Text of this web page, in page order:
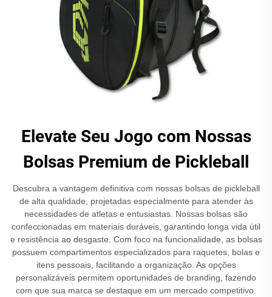
Elevate Seu Jogo com Nossas
Bolsas Premium de Pickleball
Descubra a vantagem definitiva com nossas bolsas de pickleball
de alta qualidade, projetadas especialmente para atender às
necessidades de atletas e entusiastas. Nossas bolsas são
confeccionadas em materiais duráveis, garantindo longa vida útil
e resistência ao desgaste. Com foco na funcionalidade, as bolsas
possuem compartimentos especializados para raquetes, bolas e
itens pessoais, facilitando a organização. As opções
personalizáveis permitem oportunidades de branding, fazendo
com que sua marca se destaque em um mercado competitivo.